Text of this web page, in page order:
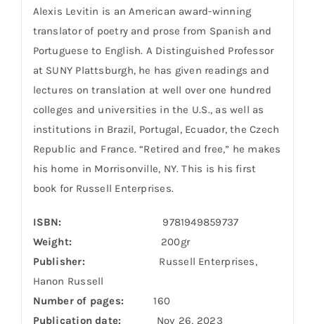
Alexis Levitin is an American award-winning
translator of poetry and prose from Spanish and
Portuguese to English. A Distinguished Professor
at SUNY Plattsburgh, he has given readings and
lectures on translation at well over one hundred
colleges and universities in the U.S., as well as
institutions in Brazil, Portugal, Ecuador, the Czech
Republic and France. “Retired and free,” he makes
his home in Morrisonville, NY. This is his first
book for Russell Enterprises.
ISBN: 9781949859737
Weight:
200gr
Publisher: Russell Enterprises,
Hanon Russell
Number of pages: 160
Publication date: Nov 26, 2023